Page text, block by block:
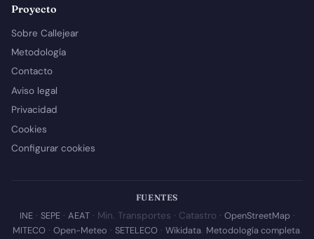
Proyecto
Sobre Callejear
Metodología
Contacto
Aviso legal
Privacidad
Cookies
Configurar cookies
FUENTES
INE· SEPE· AEAT· Min. Transportes · Catastro · OpenStreetMap·
MITECO· Open-Meteo · SETELECO· Wikidata. Metodología completa.